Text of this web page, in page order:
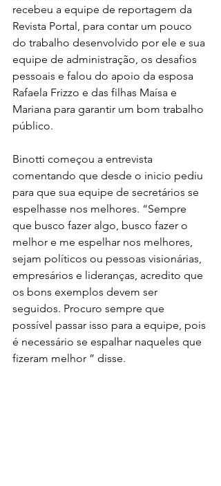
recebeu a equipe de reportagem da
Revista Portal, para contar um pouco
do trabalho desenvolvido por ele e sua
equipe de administração, os desafios
pessoais e falou do apoio da esposa
Rafaela Frizzo e das filhas Maísa e
Mariana para garantir um bom trabalho
público.
Binotti começou a entrevista
comentando que desde o inicio pediu
para que sua equipe de secretários se
espelhasse nos melhores. “Sempre
que busco fazer algo, busco fazer o
melhor e me espelhar nos melhores,
sejam políticos ou pessoas visionárias,
empresários e lideranças, acredito que
os bons exemplos devem ser
seguidos. Procuro sempre que
possível passar isso para a equipe, pois
é necessário se espalhar naqueles que
fizeram melhor ” disse.